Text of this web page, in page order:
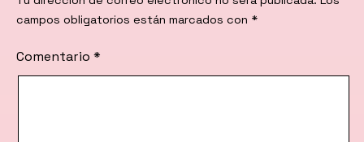
campos obligatorios están marcados con *
Comentario *